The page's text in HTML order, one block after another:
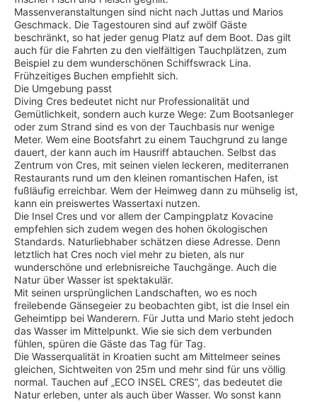
Massenveranstaltungen sind nicht nach Juttas und Marios
Geschmack. Die Tagestouren sind auf zwölf Gäste
beschränkt, so hat jeder genug Platz auf dem Boot. Das gilt
auch für die Fahrten zu den vielfältigen Tauchplätzen, zum
Beispiel zu dem wunderschönen Schiffswrack Lina.
Frühzeitiges Buchen empfiehlt sich.
Die Umgebung passt
Diving Cres bedeutet nicht nur Professionalität und
Gemütlichkeit, sondern auch kurze Wege: Zum Bootsanleger
oder zum Strand sind es von der Tauchbasis nur wenige
Meter. Wem eine Bootsfahrt zu einem Tauchgrund zu lange
dauert, der kann auch im Hausriff abtauchen. Selbst das
Zentrum von Cres, mit seinen vielen leckeren, mediterranen
Restaurants rund um den kleinen romantischen Hafen, ist
fußläufig erreichbar. Wem der Heimweg dann zu mühselig ist,
kann ein preiswertes Wassertaxi nutzen.
Die Insel Cres und vor allem der Campingplatz Kovacine
empfehlen sich zudem wegen des hohen ökologischen
Standards. Naturliebhaber schätzen diese Adresse. Denn
letztlich hat Cres noch viel mehr zu bieten, als nur
wunderschöne und erlebnisreiche Tauchgänge. Auch die
Natur über Wasser ist spektakulär.
Mit seinen ursprünglichen Landschaften, wo es noch
freilebende Gänsegeier zu beobachten gibt, ist die Insel ein
Geheimtipp bei Wanderern. Für Jutta und Mario steht jedoch
das Wasser im Mittelpunkt. Wie sie sich dem verbunden
fühlen, spüren die Gäste das Tag für Tag.
Die Wasserqualität in Kroatien sucht am Mittelmeer seines
gleichen, Sichtweiten von 25m und mehr sind für uns völlig
normal. Tauchen auf „ECO INSEL CRES“, das bedeutet die
Natur erleben, unter als auch über Wasser. Wo sonst kann